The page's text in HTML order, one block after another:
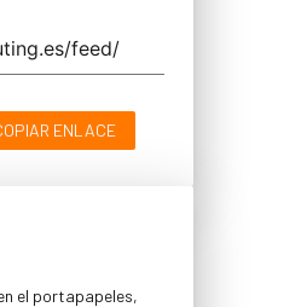
ENLACE
el portapapeles,